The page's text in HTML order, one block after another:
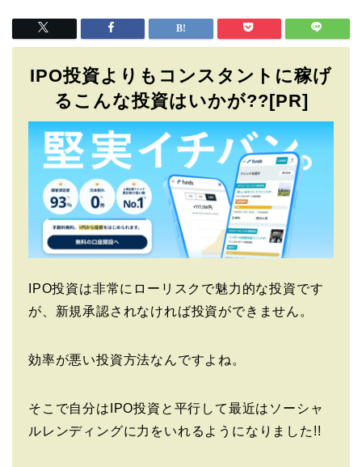
IPO投資よりもコンスタントに稼げ
るこんな投資はいかが??[PR]
IPO投資は非常にローリスクで魅力的な投資です
が、新規承認されなければ投資ができません。
効率が悪い投資方法なんですよね。
そこで自分はIPO投資と平行して最近はソーシャ
ルレンディングに力をいれるようになりました!!